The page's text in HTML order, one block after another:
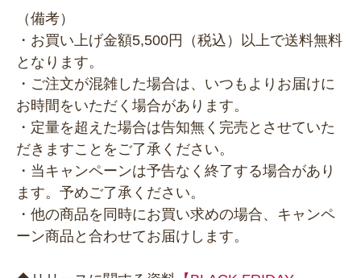
（備考）
・お買い上げ金額5,500円（税込）以上で送料無料
となります。
・ご注文が混雑した場合は、いつもよりお届けに
お時間をいただく場合があります。
・定量を超えた場合は告知無く完売とさせていた
だきますことをご了承ください。
・当キャンペーンは予告なく終了する場合があり
ます。予めご了承ください。
・他の商品を同時にお買い求めの場合、キャンペ
ーン商品と合わせてお届けします。